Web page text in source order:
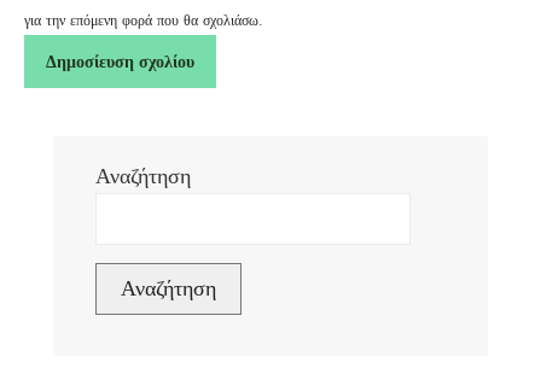
για την επόμενη φορά που θα σχολιάσω.
Αναζήτηση
Αναζήτηση